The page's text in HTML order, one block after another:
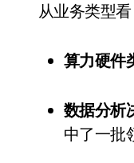
从业务类型看
算力硬件
数据分
中了一批